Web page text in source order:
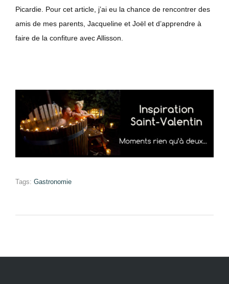
Picardie. Pour cet article, j’ai eu la chance de rencontrer des
amis de mes parents, Jacqueline et Joël et d’apprendre à
faire de la confiture avec Allisson.
Tags: Gastronomie